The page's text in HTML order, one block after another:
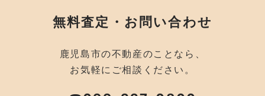
無料査定・お問い合わせ
鹿児島市の不動産のことなら、
お気軽にご相談ください。